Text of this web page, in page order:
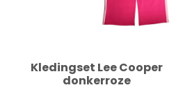
Kledingset Lee Cooper
donkerroze